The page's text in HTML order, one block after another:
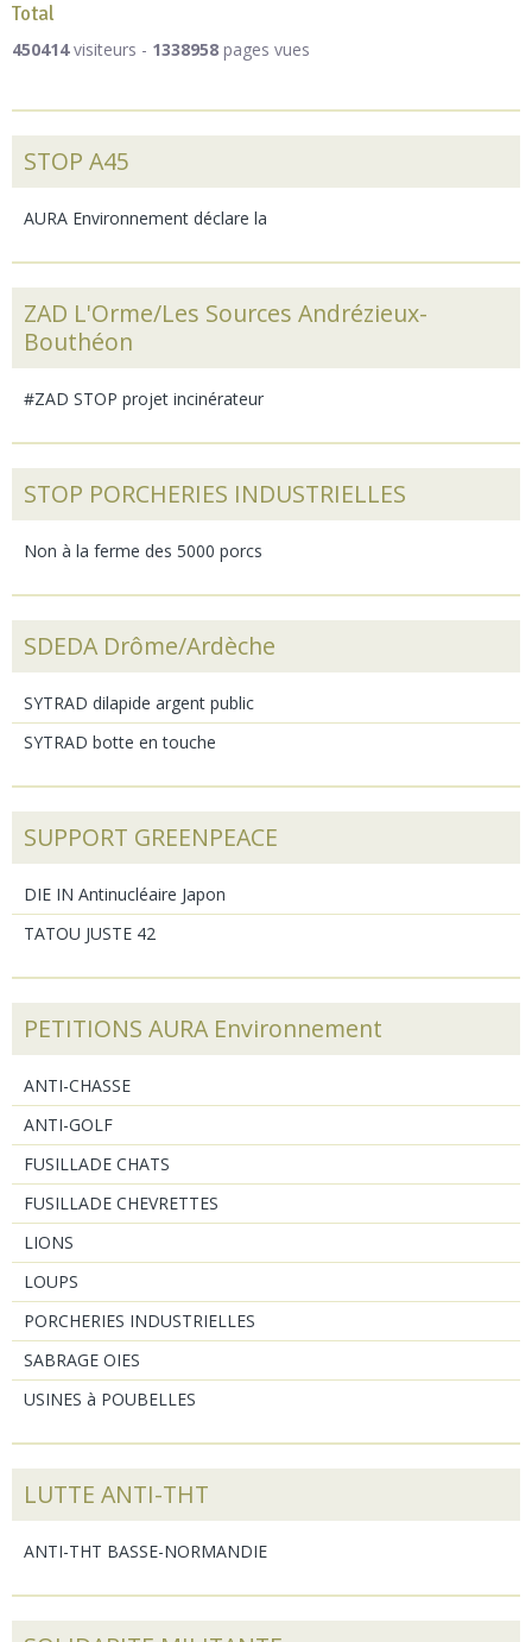
Total
450414visiteurs - 1338958 pages vues
STOP A45
AURA Environnement déclare la
ZAD L'Orme/Les Sources Andrézieux-
Bouthéon
#ZAD STOP projet incinérateur
STOP PORCHERIES INDUSTRIELLES
Non à la ferme des 5000 porcs
SDEDA Drôme/Ardèche
SYTRAD dilapide argent public
SYTRAD botte en touche
SUPPORT GREENPEACE
DIE IN Antinucléaire Japon
TATOU JUSTE 42
PETITIONS AURA Environnement
ANTI-CHASSE
ANTI-GOLF
FUSILLADE CHATS
FUSILLADE CHEVRETTES
LIONS
LOUPS
PORCHERIES INDUSTRIELLES
SABRAGE OIES
USINES à POUBELLES
LUTTE ANTI-THT
ANTI-THT BASSE-NORMANDIE